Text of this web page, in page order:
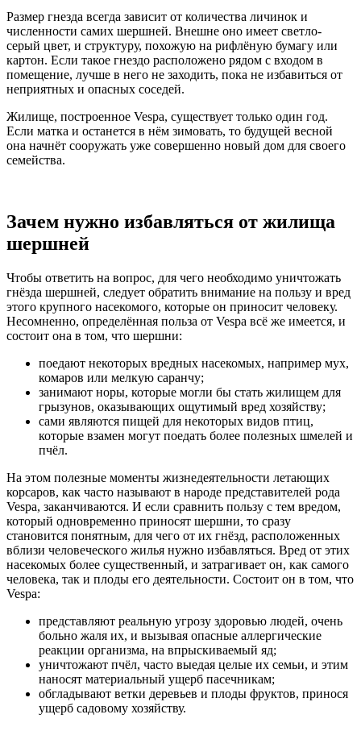
Размер гнезда всегда зависит от количества личинок и
численности самих шершней. Внешне оно имеет светло-
серый цвет, и структуру, похожую на рифлёную бумагу или
картон. Если такое гнездо расположено рядом с входом в
помещение, лучше в него не заходить, пока не избавиться от
неприятных и опасных соседей.
Жилище, построенное Vespa, существует только один год.
Если матка и останется в нём зимовать, то будущей весной
она начнёт сооружать уже совершенно новый дом для своего
семейства.
Зачем нужно избавляться от жилища
шершней
Чтобы ответить на вопрос, для чего необходимо уничтожать
гнёзда шершней, следует обратить внимание на пользу и вред
этого крупного насекомого, которые он приносит человеку.
Несомненно, определённая польза от Vespa всё же имеется, и
состоит она в том, что шершни:
поедают некоторых вредных насекомых, например мух,
комаров или мелкую саранчу;
занимают норы, которые могли бы стать жилищем для
грызунов, оказывающих ощутимый вред хозяйству;
сами являются пищей для некоторых видов птиц,
которые взамен могут поедать более полезных шмелей и
пчёл.
На этом полезные моменты жизнедеятельности летающих
корсаров, как часто называют в народе представителей рода
Vespa, заканчиваются. И если сравнить пользу с тем вредом,
который одновременно приносят шершни, то сразу
становится понятным, для чего от их гнёзд, расположенных
вблизи человеческого жилья нужно избавляться. Вред от этих
насекомых более существенный, и затрагивает он, как самого
человека, так и плоды его деятельности. Состоит он в том, что
Vespa:
представляют реальную угрозу здоровью людей, очень
больно жаля их, и вызывая опасные аллергические
реакции организма, на впрыскиваемый яд;
уничтожают пчёл, часто выедая целые их семьи, и этим
наносят материальный ущерб пасечникам;
обгладывают ветки деревьев и плоды фруктов, принося
ущерб садовому хозяйству.